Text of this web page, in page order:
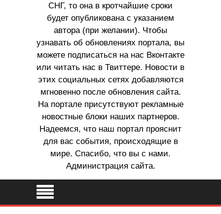
СНГ, то она в кротчайшие сроки
будет опубликована с указанием
автора (при желании). Чтобы
узнавать об обновлениях портала, вы
можете подписаться на нас Вконтакте
или читать нас в Твиттере. Новости в
этих социальных сетях добавляются
мгновенно после обновления сайта.
На портале присутствуют рекламные
новостные блоки наших партнеров.
Надеемся, что наш портал прояснит
для вас события, происходящие в
мире. Спасибо, что вы с нами.
Администрация сайта.